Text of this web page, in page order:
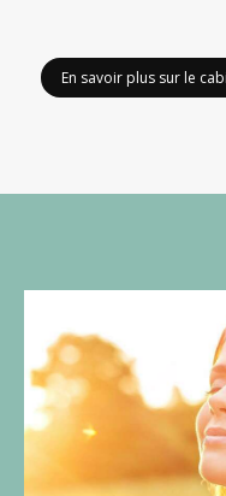
En savoir plus sur le